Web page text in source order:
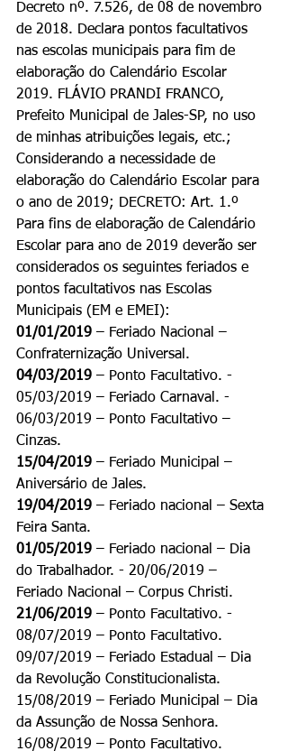
Decreto nº. 7.526, de 08 de novembro
de 2018. Declara pontos facultativos
nas escolas municipais para fim de
elaboração do Calendário Escolar
2019. FLÁVIO PRANDI FRANCO,
Prefeito Municipal de Jales-SP, no uso
de minhas atribuições legais, etc.;
Considerando a necessidade de
elaboração do Calendário Escolar para
o ano de 2019; DECRETO: Art. 1.º
Para fins de elaboração de Calendário
Escolar para ano de 2019 deverão ser
considerados os seguintes feriados e
pontos facultativos nas Escolas
Municipais (EM e EMEI):
01/01/2019 – Feriado Nacional –
Confraternização Universal.
04/03/2019 – Ponto Facultativo. -
05/03/2019 – Feriado Carnaval. -
06/03/2019 – Ponto Facultativo –
Cinzas.
15/04/2019 – Feriado Municipal –
Aniversário de Jales.
19/04/2019 – Feriado nacional – Sexta
Feira Santa.
01/05/2019 – Feriado nacional – Dia
do Trabalhador. - 20/06/2019 –
Feriado Nacional – Corpus Christi.
21/06/2019 – Ponto Facultativo. -
08/07/2019 – Ponto Facultativo.
09/07/2019 – Feriado Estadual – Dia
da Revolução Constitucionalista.
15/08/2019 – Feriado Municipal – Dia
da Assunção de Nossa Senhora.
16/08/2019 – Ponto Facultativo.